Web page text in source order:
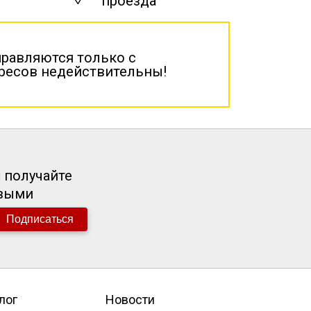
только с
недействительны!
Подписаться
Новости